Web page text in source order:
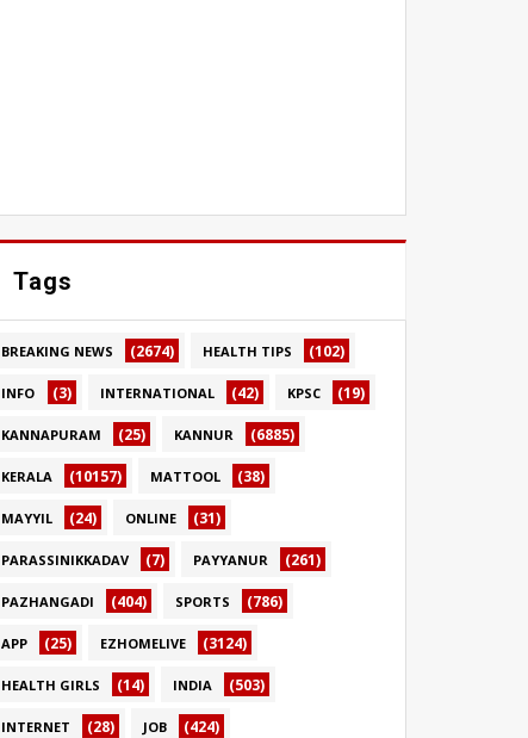
Tags
BREAKING NEWS (2674) HEALTH TIPS (102)
INFO (3) INTERNATIONAL (42) KPSC (19)
KANNAPURAM (25) KANNUR (6885)
KERALA (10157) MATTOOL (38)
MAYYIL (24) ONLINE (31)
PARASSINIKKADAV (7) PAYYANUR (261)
PAZHANGADI (404) SPORTS (786)
APP (25) EZHOMELIVE (3124)
HEALTH GIRLS (14) INDIA (503)
INTERNET (28) JOB (424)